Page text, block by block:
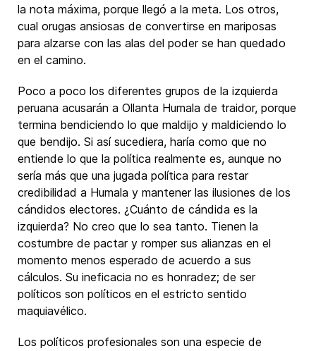
la nota máxima, porque llegó a la meta. Los otros,
cual orugas ansiosas de convertirse en mariposas
para alzarse con las alas del poder se han quedado
en el camino.
Poco a poco los diferentes grupos de la izquierda
peruana acusarán a Ollanta Humala de traidor, porque
termina bendiciendo lo que maldijo y maldiciendo lo
que bendijo. Si así sucediera, haría como que no
entiende lo que la política realmente es, aunque no
sería más que una jugada política para restar
credibilidad a Humala y mantener las ilusiones de los
cándidos electores. ¿Cuánto de cándida es la
izquierda? No creo que lo sea tanto. Tienen la
costumbre de pactar y romper sus alianzas en el
momento menos esperado de acuerdo a sus
cálculos. Su ineficacia no es honradez; de ser
políticos son políticos en el estricto sentido
maquiavélico.
Los políticos profesionales son una especie de